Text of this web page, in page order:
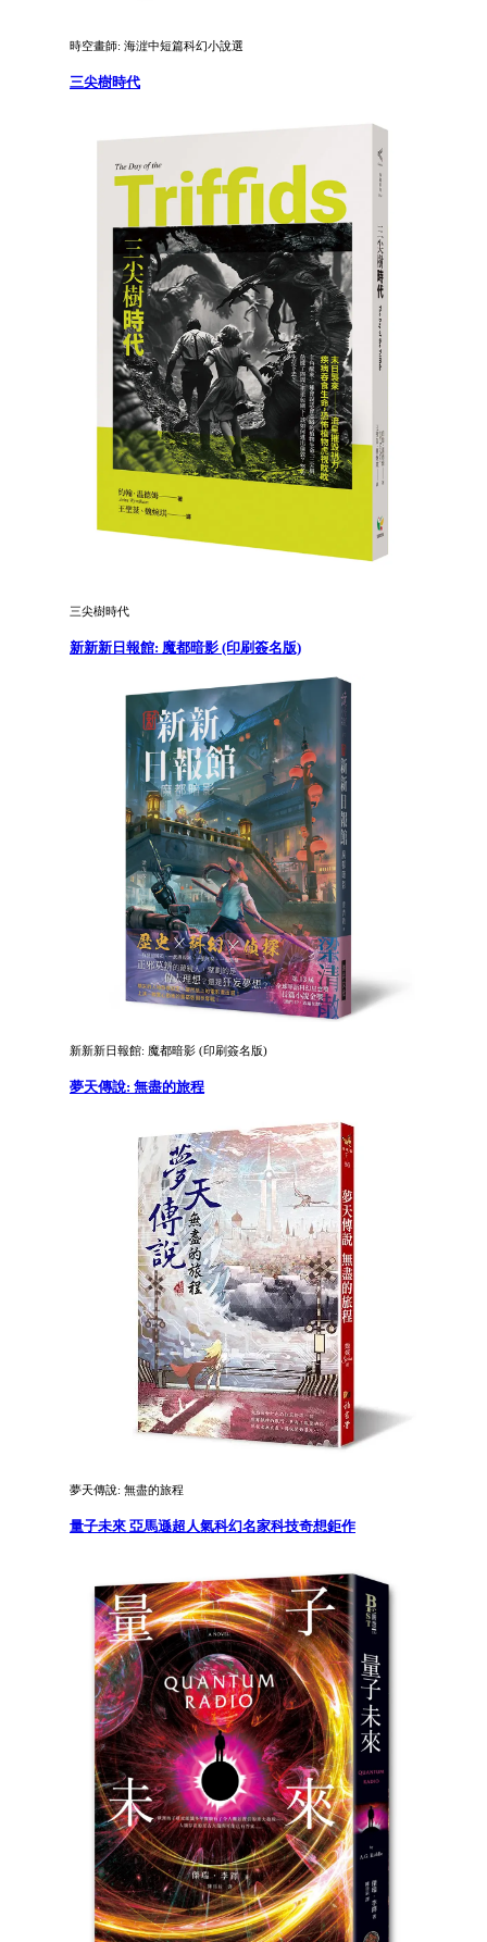
時空畫師: 海漄中短篇科幻小說選
三尖樹時代
三尖樹時代
新新新日報館: 魔都暗影 (印刷簽名版)
新新新日報館: 魔都暗影 (印刷簽名版)
夢天傳說: 無盡的旅程
夢天傳說: 無盡的旅程
量子未來 亞馬遜超人氣科幻名家科技奇想鉅作